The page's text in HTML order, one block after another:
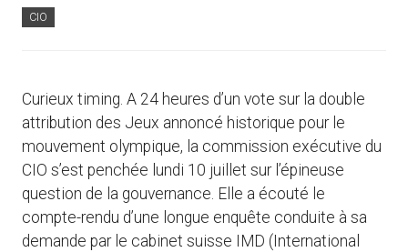
CIO
Curieux timing. A 24 heures d’un vote sur la double
attribution des Jeux annoncé historique pour le
mouvement olympique, la commission exécutive du
CIO s’est penchée lundi 10 juillet sur l’épineuse
question de la gouvernance. Elle a écouté le
compte-rendu d’une longue enquête conduite à sa
demande par le cabinet suisse IMD (International